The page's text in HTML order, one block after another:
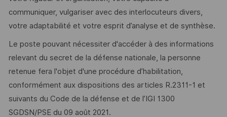
communiquer, vulgariser avec des interlocuteurs divers,
votre adaptabilité et votre esprit d’analyse et de synthèse.
Le poste pouvant nécessiter d'accéder à des informations
relevant du secret de la défense nationale, la personne
retenue fera l'objet d'une procédure d’habilitation,
conformément aux dispositions des articles R.2311-1 et
suivants du Code de la défense et de l’IGI 1300
SGDSN/PSE du 09 août 2021.